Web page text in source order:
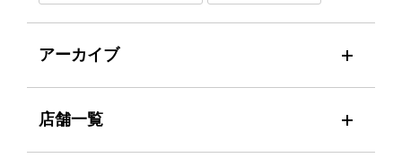
アーカイブ
店舗一覧